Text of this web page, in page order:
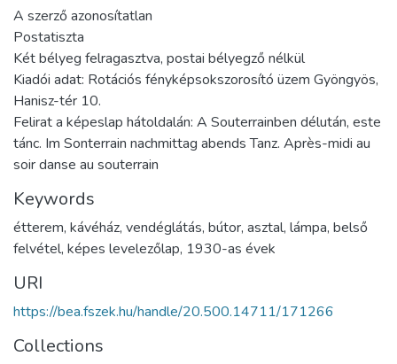
A szerző azonosítatlan
Postatiszta
Két bélyeg felragasztva, postai bélyegző nélkül
Kiadói adat: Rotációs fényképsokszorosító üzem Gyöngyös,
Hanisz-tér 10.
Felirat a képeslap hátoldalán: A Souterrainben délután, este
tánc. Im Sonterrain nachmittag abends Tanz. Après-midi au
soir danse au souterrain
Keywords
étterem, kávéház, vendéglátás, bútor, asztal, lámpa, belső
felvétel, képes levelezőlap, 1930-as évek
URI
https://bea.fszek.hu/handle/20.500.14711/171266
Collections